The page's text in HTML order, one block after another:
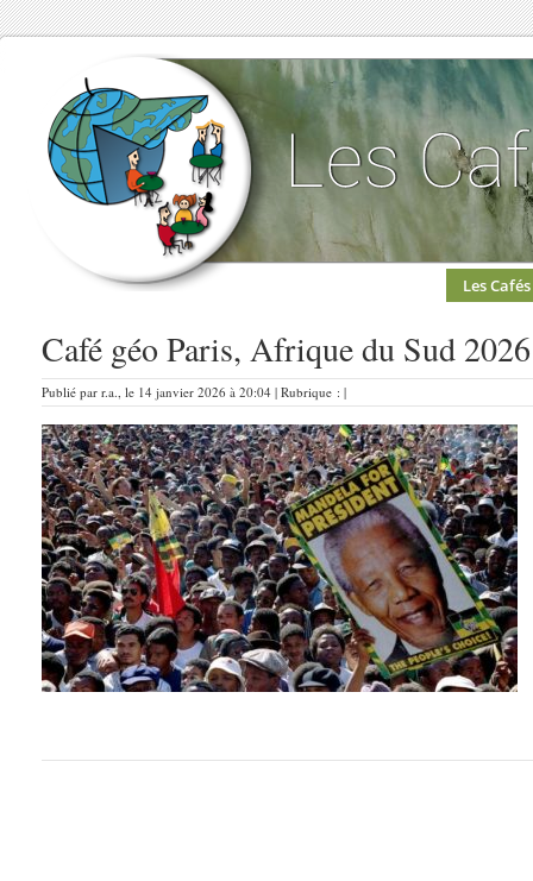
Les Cafés
Café géo Paris, Afrique du Sud 2026
Publié par r.a., le 14 janvier 2026 à 20:04 | Rubrique : |